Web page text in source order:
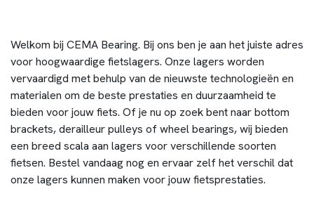
Welkom bij CEMA Bearing. Bij ons ben je aan het juiste adres
voor hoogwaardige fietslagers. Onze lagers worden
vervaardigd met behulp van de nieuwste technologieën en
materialen om de beste prestaties en duurzaamheid te
bieden voor jouw fiets. Of je nu op zoek bent naar bottom
brackets, derailleur pulleys of wheel bearings, wij bieden
een breed scala aan lagers voor verschillende soorten
fietsen. Bestel vandaag nog en ervaar zelf het verschil dat
onze lagers kunnen maken voor jouw fietsprestaties.